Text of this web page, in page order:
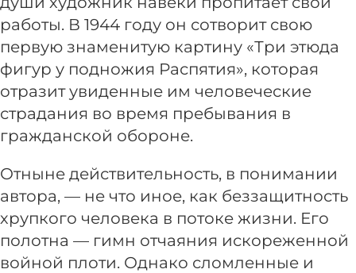
работы. В 1944 году он сотворит свою
первую знаменитую картину «Три этюда
фигур у подножия Распятия», которая
отразит увиденные им человеческие
страдания во время пребывания в
гражданской обороне.
Отныне действительность, в понимании
автора, — не что иное, как беззащитность
хрупкого человека в потоке жизни. Его
полотна — гимн отчаяния искореженной
войной плоти. Однако сломленные и